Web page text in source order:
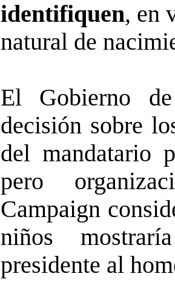
identifiquen, en
natural de
El Gobierno
decisión sobre
del mandatario
pero
Campaign
niños
presidente al